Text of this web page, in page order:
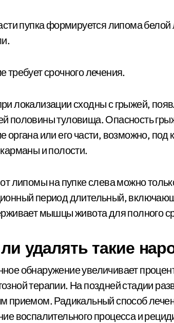
пупка формируется липома
требует срочного лечения.
локализации сходны с грыжей,
половины туловища. Опасность
органа или его части, возможно,
и полости.
липомы на пупке слева можно
период длительный,
мышцы живота для полного
удалять такие
обнаружение увеличивает
терапии. На поздней стадии
приемом. Радикальный способ
воспалительного процесса и